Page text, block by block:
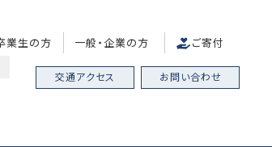
業生の方 一般・企業の方
ご寄付
交通アクセス お問い合わせ